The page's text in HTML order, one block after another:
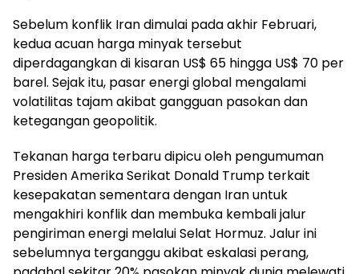
Sebelum konflik Iran dimulai pada akhir Februari,
kedua acuan harga minyak tersebut
diperdagangkan di kisaran US$ 65 hingga US$ 70 per
barel. Sejak itu, pasar energi global mengalami
volatilitas tajam akibat gangguan pasokan dan
ketegangan geopolitik.
Tekanan harga terbaru dipicu oleh pengumuman
Presiden Amerika Serikat Donald Trump terkait
kesepakatan sementara dengan Iran untuk
mengakhiri konflik dan membuka kembali jalur
pengiriman energi melalui Selat Hormuz. Jalur ini
sebelumnya terganggu akibat eskalasi perang,